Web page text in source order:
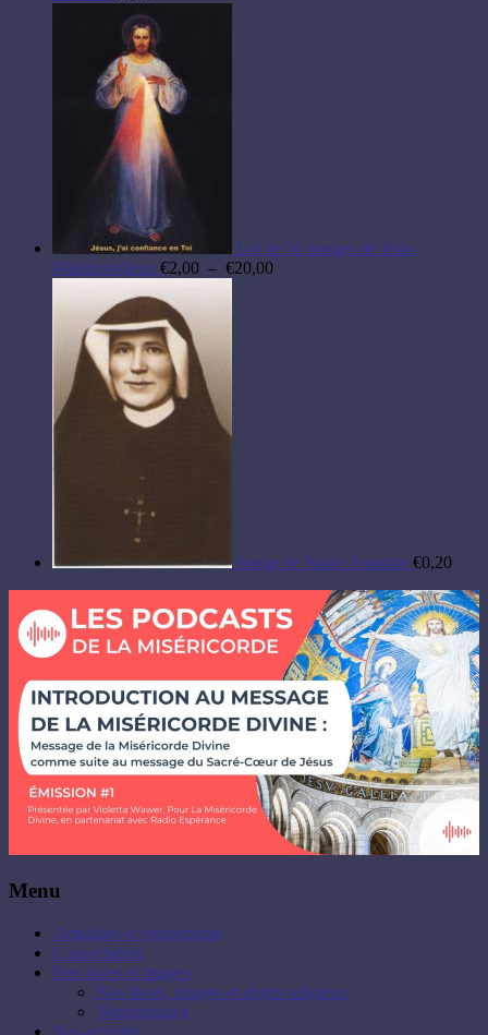
Lot de 10 images de Jésus
Miséricordieux €2,00 – €20,00Plage
Image de Sainte Faustine €0,20
Menu
Actualités et évènements
L’association
Nos livres et images
Nos livres, images et objets religieux
Témoignages
Nos activités